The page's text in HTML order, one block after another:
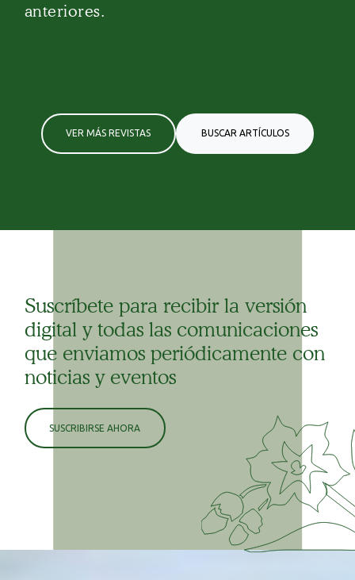
anteriores.
VER MÁS REVISTAS BUSCAR ARTÍCULOS
Suscríbete para recibir la versión
digital y todas las comunicaciones
que enviamos periódicamente con
noticias y eventos
SUSCRIBIRSE AHORA